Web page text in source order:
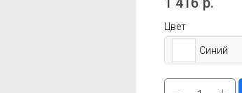
Цвет
Синий